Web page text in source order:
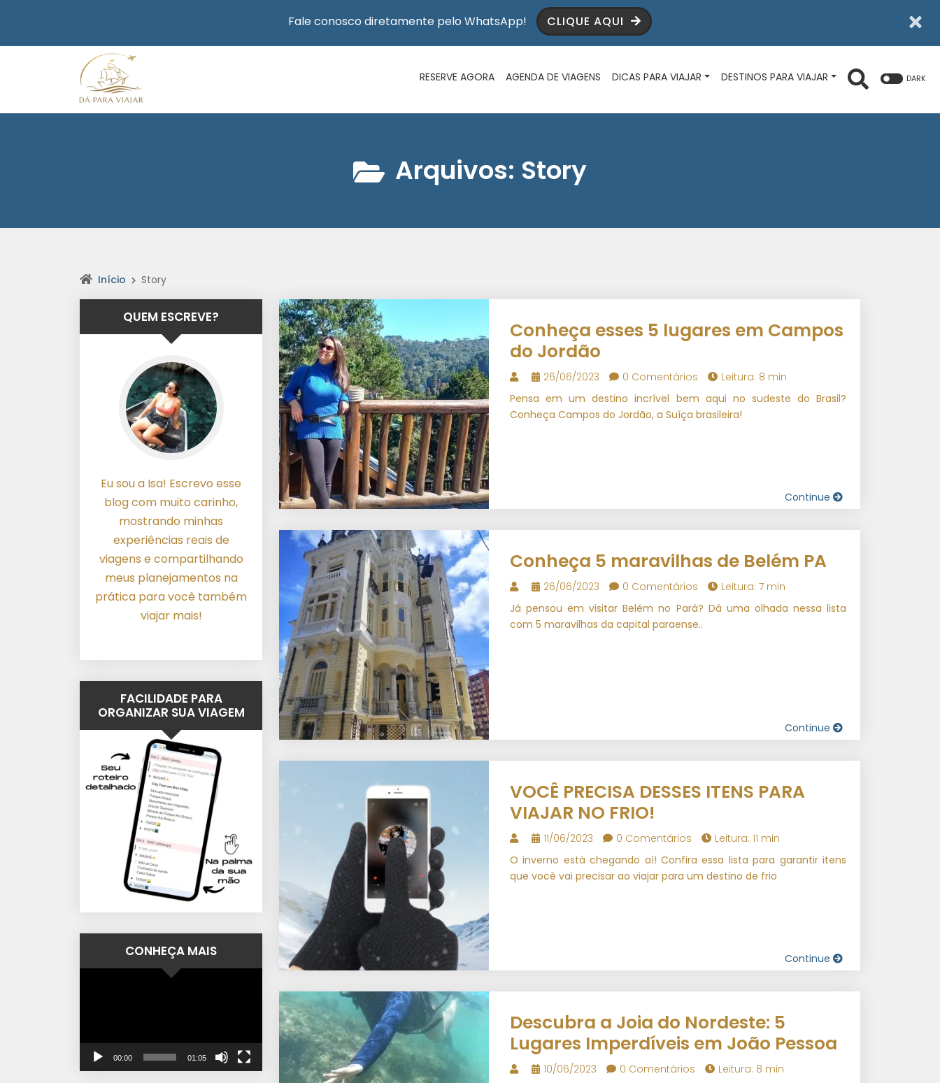
Fale conosco diretamente pelo WhatsApp! CLIQUE AQUI
RESERVE AGORA AGENDA DE VIAGENS DICAS PARA VIAJAR DESTINOS PARA VIAJAR DARK
Arquivos: Story
Início Story
Conheça esses 5 lugares em Campos
do Jordão
26/06/2023 0 Comentários
Leitura: 8 min
Pensa em um destino incrível bem aqui no sudeste do Brasil?
Conheça Campos do Jordão, a Suíça brasileira!
Continue
Conheça 5 maravilhas de Belém PA
26/06/2023 0 Comentários
Leitura: 7 min
Já pensou em visitar Belém no Pará? Dá uma olhada nessa lista
com 5 maravilhas da capital paraense..
Continue
VOCÊ PRECISA DESSES ITENS PARA
VIAJAR NO FRIO!
11/06/2023 0 Comentários
Leitura: 11 min
O inverno está chegando aí! Confira essa lista para garantir itens
que você vai precisar ao viajar para um destino de frio
Continue
Descubra a Joia do Nordeste: 5
Lugares Imperdíveis em João Pessoa
10/06/2023 0 Comentários
Leitura: 8 min
QUEM ESCREVE?
Eu sou a Isa! Escrevo esse
blog com muito carinho,
mostrando minhas
experiências reais de
viagens e compartilhando
meus planejamentos na
prática para você também
viajar mais!
FACILIDADE PARA
ORGANIZAR SUA VIAGEM
CONHEÇA MAIS
00:00 01:05